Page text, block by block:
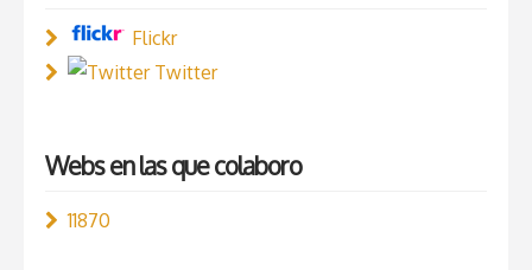
Flickr
Twitter
Webs en las que colaboro
11870